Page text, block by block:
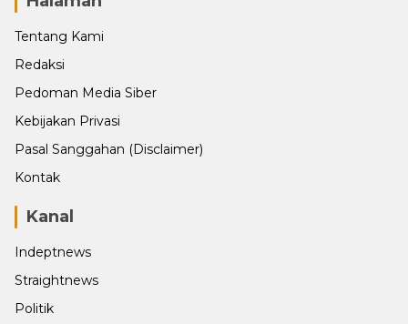
Tentang Kami
Redaksi
Pedoman Media Siber
Kebijakan Privasi
Pasal Sanggahan (Disclaimer)
Kontak
Kanal
Indeptnews
Straightnews
Politik